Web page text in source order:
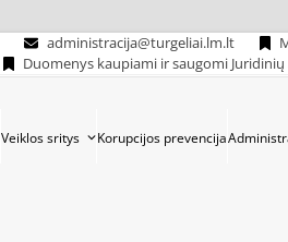
administracija@turgeliai.lm.lt
Duomenys kaupiami ir saugomi
Veiklos sritys Korupcijos prevencija